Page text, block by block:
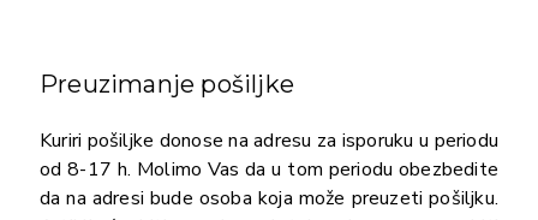
Preuzimanje pošiljke
Kuriri pošiljke donose na adresu za isporuku u periodu
od 8-17 h. Molimo Vas da u tom periodu obezbedite
da na adresi bude osoba koja može preuzeti pošiljku.